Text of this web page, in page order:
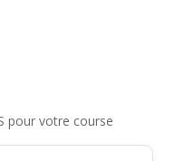
pour votre course